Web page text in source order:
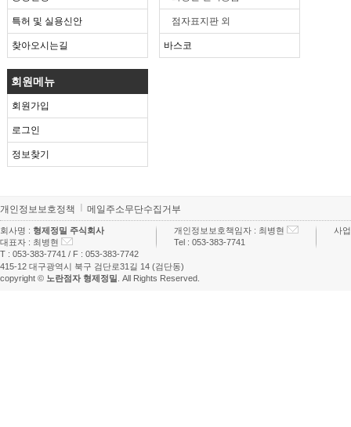
특허 및 실용신안
찾아오시는길
점자표지판 외
바스코
회원메뉴
회원가입
로그인
정보찾기
개인정보보호정책 메일주소무단수집거부
회사명 : 형제정밀 주식회사
대표자 : 최병현
T : 053-383-7741 / F : 053-383-7742
개인정보보호책임자 : 최병현
Tel : 053-383-7741
사
415-12 대구광역시 북구 검단로31길 14 (검단동)
copyright © 노란점자 형제정밀 . All Rights Reserved.